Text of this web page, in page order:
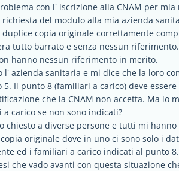
con l' iscrizione alla CNAM per mia
richiesta del modulo alla mia azienda
duplice copia originale correttamente
tutto barrato e senza nessun
hanno nessun riferimento in merito.
l' azienda sanitaria e mi dice che la loro
5. Il punto 8 (familiari a carico) deve
che la CNAM non accetta. Ma io
carico se non sono indicati?
chiesto a diverse persone e tutti mi
originale dove in uno ci sono solo i
ed i familiari a carico indicati al punto 8.
che vado avanti con questa situazione